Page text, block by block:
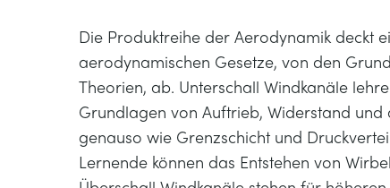
Die Produktreihe der Aerodynamik deckt
aerodynamischen Gesetze, von den
Theorien, ab. Unterschall Windkanäle
Grundlagen von Auftrieb, Widerstand
genauso wie Grenzschicht und
Lernende können das Entstehen von